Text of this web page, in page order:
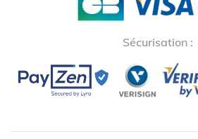
Sécurisation :